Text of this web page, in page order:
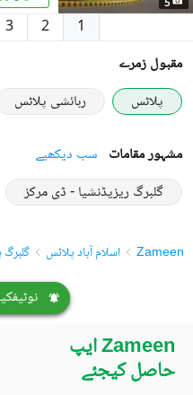
5
1
2
3
مقبول زمرے
پلاٹس
رہائشی پلاٹس
مشہور مقامات سب دیکھیے
گلبرگ ریزیڈنشیا - ڈی مرکز
Zameen اسلام آباد پلاٹس
Zameen ایپ
حاصل کیجئے